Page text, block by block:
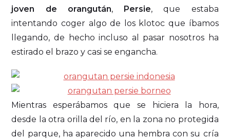
joven de orangután, Persie, que estaba
intentando coger algo de los klotoc que íbamos
llegando, de hecho incluso al pasar nosotros ha
estirado el brazo y casi se engancha.
Mientras esperábamos que se hiciera la hora,
desde la otra orilla del río, en la zona no protegida
del parque, ha aparecido una hembra con su cría